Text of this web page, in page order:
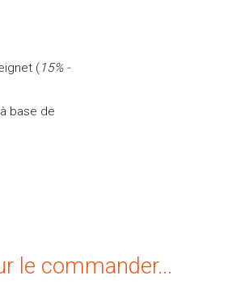
(15% -
base de
le commander...